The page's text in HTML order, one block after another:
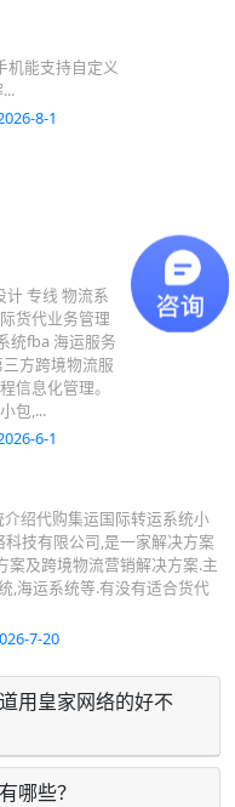
机能支持自定义
8-1
计 专线 物流系
货代业务管理
统fba 海运服务
方跨境物流服
信息化管理。
包,...
6-1
绍代购集运国际转运系统小
技有限公司,是一家解决方案
案及跨境物流营销解决方案.主
,海运系统等.有没有适合货代
7-20
用皇家网络的好不
哪些？